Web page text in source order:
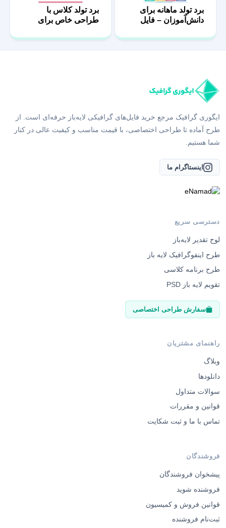
برد تولد ماهانه برای
دانش‌آموزان – فایل
برد تولد کلاس با
طراحی خاص برای
ایگوری گرافیک مرجع خرید فایل‌های گرافیکی لایه‌باز حرفه‌ای است. از
طرح آماده تا طراحی اختصاصی، با قیمت مناسب و کیفیت عالی در کنار
شما هستیم.
اینستاگرام ما
دسترسی سریع
لوح تقدیر لایه‌باز
طرح اینفوگرافیک لایه باز
طرح برنامه کلاسی
تقویم لایه باز PSD
سفارش طراحی اختصاصی
راهنمای مشتریان
وبلاگ
دانلودها
سوالات متداول
قوانین و مقررات
تماس با ما و ثبت شکایت
فروشندگان
پیشخوان فروشندگان
فروشنده شوید
قوانین فروش و کمیسیون
ثبت‌نام فروشنده